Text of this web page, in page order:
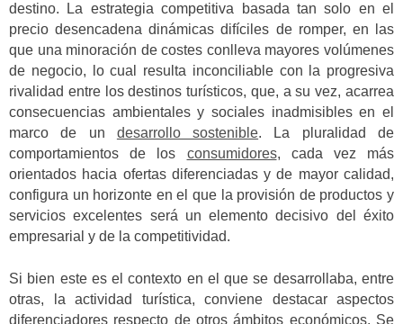
destino.
La estrategia competitiva basada tan solo en el
precio desencadena dinámicas difíciles de romper, en las
que una minoración de costes conlleva mayores volúmenes
de negocio, lo cual resulta inconciliable con la progresiva
rivalidad entre los destinos turísticos, que, a su vez, acarrea
consecuencias ambientales y sociales inadmisibles en el
marco de un desarrollo sostenible. La pluralidad de
comportamientos de los consumidores, cada vez más
orientados hacia ofertas diferenciadas y de mayor calidad,
configura un horizonte en el que la provisión de productos y
servicios excelentes será un elemento decisivo del éxito
empresarial y de la competitividad.
Si bien este es el contexto en el que se desarrollaba, entre
otras, la actividad turística, conviene destacar aspectos
diferenciadores respecto de otros ámbitos económicos. Se